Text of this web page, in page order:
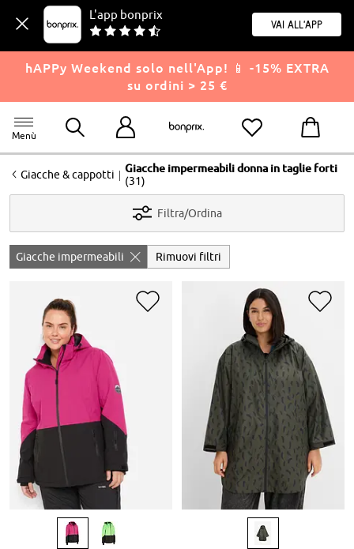
L'app bonprix
Vai all'app
hAPPy Weekend solo nell'App! 📱 -15% EXTRA
su ordini > 25 €
Menù
<Giacche & cappotti | Giacche impermeabili donna in taglie forti
(31)
Filtra/Ordina
Giacche impermeabili Rimuovi filtri